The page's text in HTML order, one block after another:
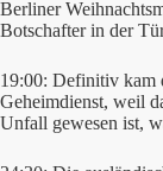
Berliner
Botschafter in der
19:00: Definitiv kam
Geheimdienst, weil
Unfall gewesen ist,